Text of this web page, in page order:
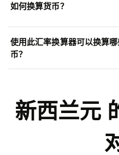
如何换算货币？
使用此汇率换算器可以换算
币？
新西兰元